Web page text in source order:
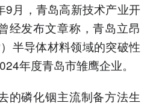
9月，青岛高新技术产业开
经发布文章称，青岛立昂
半导体材料领域的突破性
年度青岛市雏鹰企业。
的磷化铟主流制备方法生